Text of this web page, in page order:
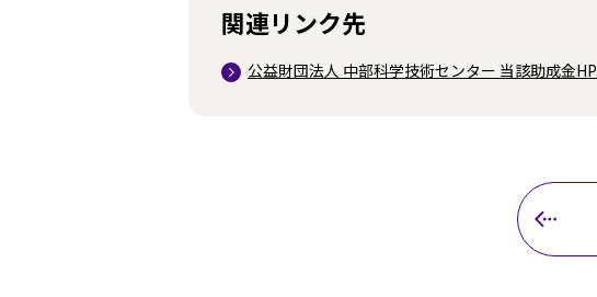
関連リンク先
公益財団法人 中部科学技術センター 当該助成金HP